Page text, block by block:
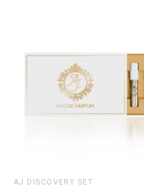
AJ DISCOVERY SET